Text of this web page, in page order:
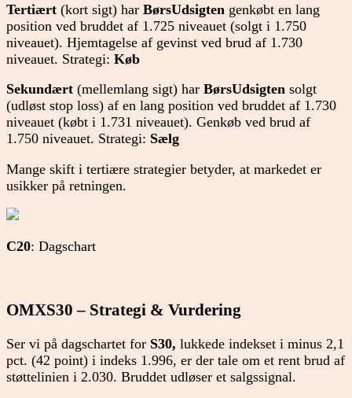
Tertiært (kort sigt) har BørsUdsigten genkøbt en lang
position ved bruddet af 1.725 niveauet (solgt i 1.750
niveauet). Hjemtagelse af gevinst ved brud af 1.730
niveauet. Strategi: Køb
Sekundært (mellemlang sigt) har BørsUdsigten solgt
(udløst stop loss) af en lang position ved bruddet af 1.730
niveauet (købt i 1.731 niveauet). Genkøb ved brud af
1.750 niveauet. Strategi: Sælg
Mange skift i tertiære strategier betyder, at markedet er
usikker på retningen.
C20: Dagschart
OMXS30 – Strategi & Vurdering
Ser vi på dagschartet for S30, lukkede indekset i minus 2,1
pct. (42 point) i indeks 1.996, er der tale om et rent brud af
støttelinien i 2.030. Bruddet udløser et salgssignal.